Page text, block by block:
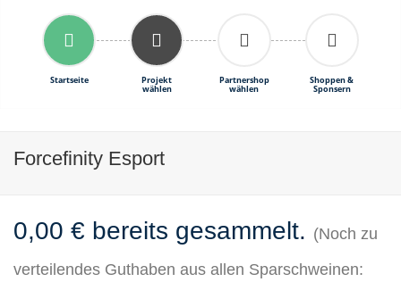
Startseite Projekt
wählen
Partnershop
wählen
Shoppen &
Sponsern
Forcefinity Esport
0,00 € bereits gesammelt. (Noch zu
verteilendes Guthaben aus allen Sparschweinen: